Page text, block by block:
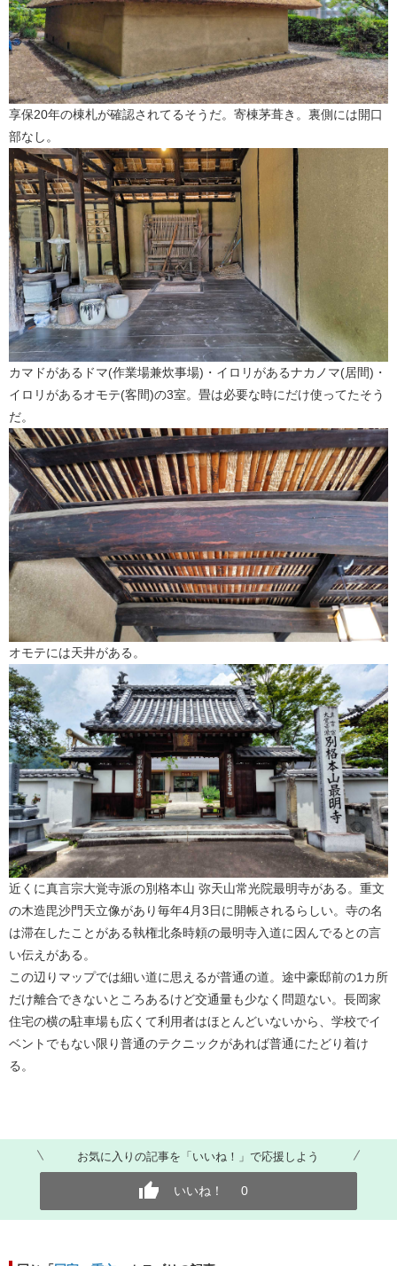
享保20年の棟札が確認されてるそうだ。寄棟茅葺き。裏側には開口
部なし。
カマドがあるドマ(作業場兼炊事場)・イロリがあるナカノマ(居間)・
イロリがあるオモテ(客間)の3室。畳は必要な時にだけ使ってたそう
だ。
オモテには天井がある。
近くに真言宗大覚寺派の別格本山 弥天山常光院最明寺がある。重文
の木造毘沙門天立像があり毎年4月3日に開帳されるらしい。寺の名
は滞在したことがある執権北条時頼の最明寺入道に因んでるとの言
い伝えがある。
この辺りマップでは細い道に思えるが普通の道。途中豪邸前の1カ所
だけ離合できないところあるけど交通量も少なく問題ない。長岡家
住宅の横の駐車場も広くて利用者はほとんどいないから、学校でイ
ベントでもない限り普通のテクニックがあれば普通にたどり着け
る。
お気に入りの記事を「いいね！」で応援しよう
いいね！ 0